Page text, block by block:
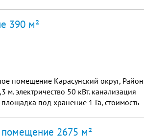
390 м²
помещение Карасунский округ, Район
электричество 50 кВт. канализация
под хранение 1 Га, стоимость
помещение 2675 м²